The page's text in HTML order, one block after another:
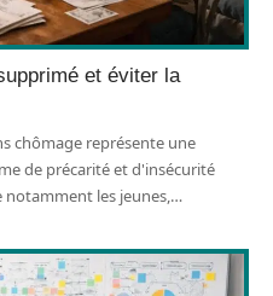
et éviter la
chômage représente une
de précarité et d'insécurité
les jeunes,…